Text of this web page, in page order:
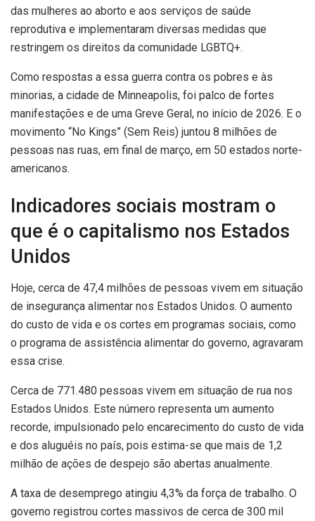
das mulheres ao aborto e aos serviços de saúde
reprodutiva e implementaram diversas medidas que
restringem os direitos da comunidade LGBTQ+.
Como respostas a essa guerra contra os pobres e às
minorias, a cidade de Minneapolis, foi palco de fortes
manifestações e de uma Greve Geral, no início de 2026. E o
movimento “No Kings” (Sem Reis) juntou 8 milhões de
pessoas nas ruas, em final de março, em 50 estados norte-
americanos.
Indicadores sociais mostram o
que é o capitalismo nos Estados
Unidos
Hoje, cerca de 47,4 milhões de pessoas vivem em situação
de insegurança alimentar nos Estados Unidos. O aumento
do custo de vida e os cortes em programas sociais, como
o programa de assistência alimentar do governo, agravaram
essa crise.
Cerca de 771.480 pessoas vivem em situação de rua nos
Estados Unidos. Este número representa um aumento
recorde, impulsionado pelo encarecimento do custo de vida
e dos aluguéis no país, pois estima-se que mais de 1,2
milhão de ações de despejo são abertas anualmente.
A taxa de desemprego atingiu 4,3% da força de trabalho. O
governo registrou cortes massivos de cerca de 300 mil